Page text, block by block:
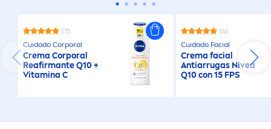
(7)
Cuidado Corporal
Crema Corporal
Reafirmante Q10 +
Vitamina C
(4)
Cuidado Facial
Crema facial
Antiarrugas Nivea
Q10 con 15 FPS